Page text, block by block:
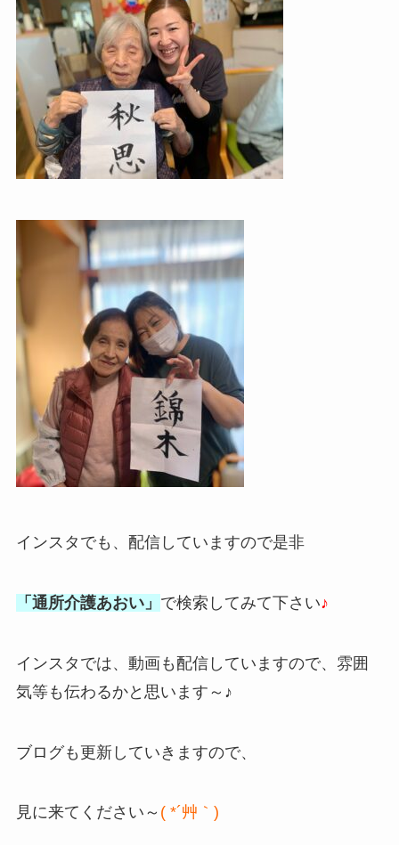
インスタでも、配信していますので是非
「通所介護あおい」 で検索してみて下さい♪
インスタでは、動画も配信していますので、雰囲
気等も伝わるかと思います～♪
ブログも更新していきますので、
見に来てください～ ( *´艸｀)